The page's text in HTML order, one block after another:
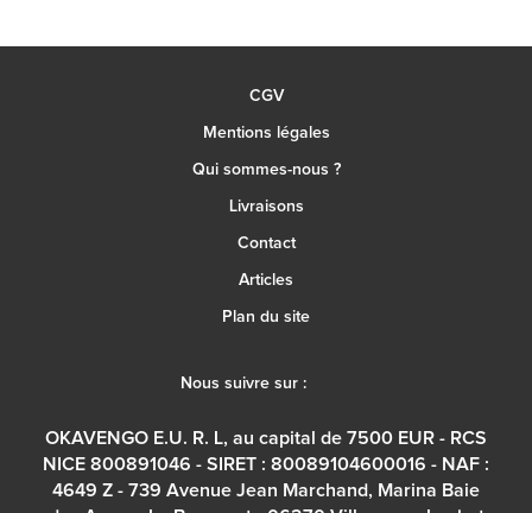
CGV
Mentions légales
Qui sommes-nous ?
Livraisons
Contact
Articles
Plan du site
Nous suivre sur :
OKAVENGO E.U. R. L, au capital de 7500 EUR - RCS
NICE 800891046 - SIRET : 80089104600016 - NAF :
4649 Z - 739 Avenue Jean Marchand, Marina Baie